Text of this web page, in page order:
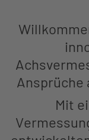
Ansprüche
Mit